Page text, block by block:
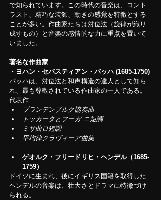
で知られています。この時代の音楽は、コント
ラスト、精巧な装飾、動きの感覚を特徴とする
ことが多い。作曲家たちは対位法（旋律が織り
成すもの）と音楽の感情的な力に重点を置いて
いました。
著名な作曲家
・ヨハン・セバスティアン・バッハ (1685-1750)
バッハは、対位法と和声構造の達人として知ら
れ、最も尊敬されている作曲家の一人である。
代表作
ブランデンブルク協奏曲
トッカータとフーガ ニ短調
ミサ曲ロ短調
平均律クラヴィーア曲集
ゲオルク・フリードリヒ・ヘンデル（1685-
1759）
ドイツに生まれ、後にイギリス国籍を取得した
ヘンデルの音楽は、壮大さとドラマに特徴づけ
られる。